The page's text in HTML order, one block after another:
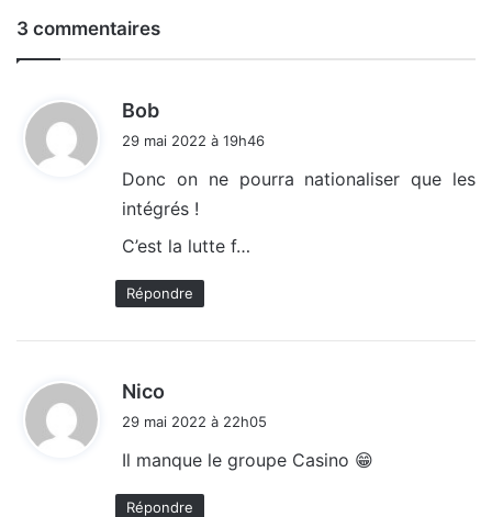
3 commentaires
Bob
:
29 mai 2022 à 19h46
Donc on ne pourra nationaliser que les
intégrés !
C’est la lutte f…
Répondre
Nico
29 mai 2022 à 22h05
Il manque le groupe Casino 😁
Répondre